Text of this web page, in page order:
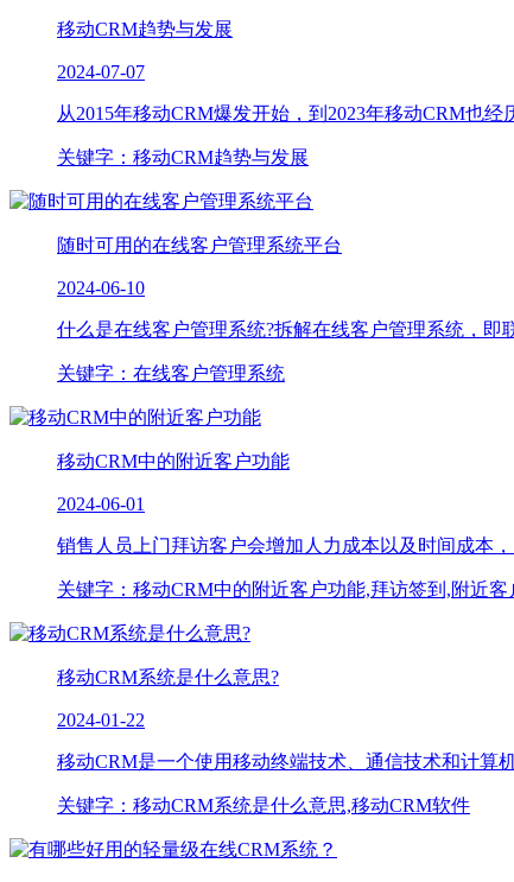
移动CRM趋势与发展
2024-07-07
从2015年移动CRM爆发开始，到2023年移动CRM​也
关键字：移动CRM趋势与发展
随时可用的在线客户管理系统平台
2024-06-10
什么是在线客户管理系统?拆解在线客户管理系统，
关键字：在线客户管理系统
移动CRM中的附近客户功能
2024-06-01
销售人员上门拜访客户会增加人力成本以及时间成本
关键字：移动CRM中的附近客户功能,拜访签到,附近客
移动CRM系统是什么意思?
2024-01-22
移动CRM是一个使用移动终端技术、通信技术和计算
关键字：移动CRM系统是什么意思,移动CRM软件